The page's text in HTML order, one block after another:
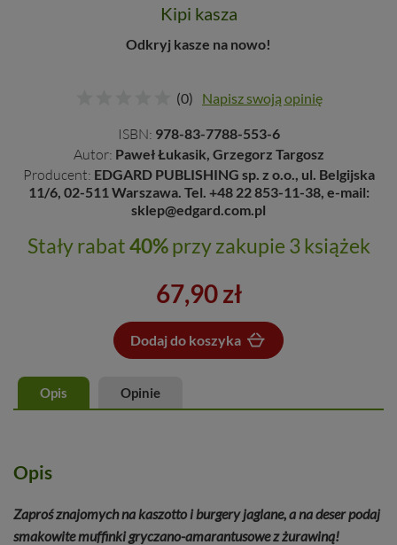
Kipi kasza
Odkryj kasze na nowo!
(0) Napisz swoją opinię
ISBN: 978-83-7788-553-6
Autor: Paweł Łukasik, Grzegorz Targosz
Producent: EDGARD PUBLISHING sp. z o.o., ul. Belgijska
11/6, 02-511 Warszawa. Tel. +48 22 853-11-38, e-mail:
sklep@edgard.com.pl
Stały rabat40%przy zakupie 3 książek
67,90 zł
Dodaj do koszyka
Opis Opinie
Opis
Zaproś znajomych na kaszotto i burgery jaglane, a na deser podaj
smakowite muffinki gryczano-amarantusowe z żurawiną!